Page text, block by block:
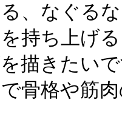
、なぐる
持ち上げ
描きたい
骨格や筋